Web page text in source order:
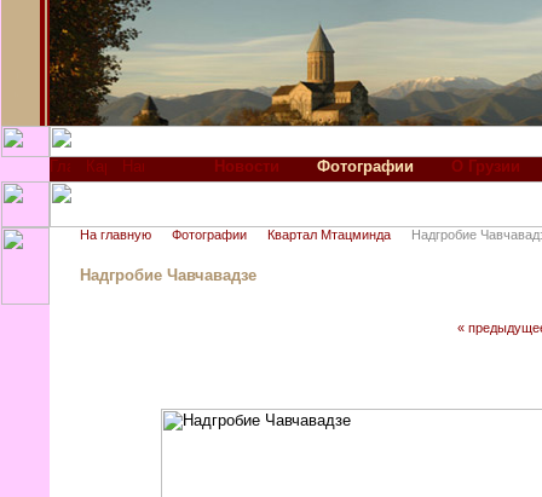
Новости Фотографии О Грузии
На главную Фотографии Квартал Мтацминда Надгробие
Надгробие Чавчавадзе
«